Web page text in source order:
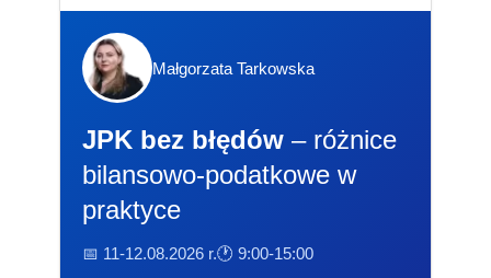
Małgorzata Tarkowska
JPK bez błędów – różnice
bilansowo-podatkowe w
praktyce
📅 11-12.08.2026 r.🕐 9:00-15:00